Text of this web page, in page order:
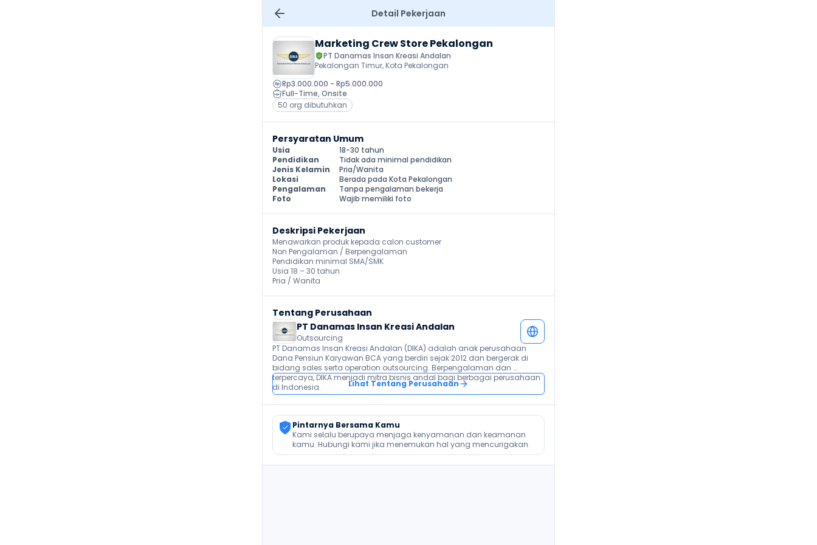
Detail Pekerjaan
Marketing Crew Store Pekalongan
PT Danamas Insan Kreasi Andalan
Pekalongan Timur, Kota Pekalongan
Rp3.000.000 - Rp5.000.000
Full-Time, Onsite
50 org dibutuhkan
Persyaratan Umum
Usia
18-30 tahun
Pendidikan
Tidak ada minimal pendidikan
Jenis Kelamin
Pria/Wanita
Lokasi
Berada pada Kota Pekalongan
Pengalaman
Tanpa pengalaman bekerja
Foto
Wajib memiliki foto
Deskripsi Pekerjaan
Menawarkan produk kepada calon customer
Non Pengalaman / Berpengalaman
Pendidikan minimal SMA/SMK
Usia 18 – 30 tahun
Pria / Wanita
Tentang Perusahaan
PT Danamas Insan Kreasi Andalan
Outsourcing
PT Danamas Insan Kreasi Andalan (DIKA) adalah anak perusahaan
Dana Pensiun Karyawan BCA yang berdiri sejak 2012 dan bergerak di
bidang sales serta operation outsourcing. Berpengalaman dan
terpercaya, DIKA menjadi mitra bisnis andal bagi berbagai perusahaan
di Indonesia.
Lihat Tentang Perusahaan
Pintarnya Bersama Kamu
Kami selalu berupaya menjaga kenyamanan dan keamanan
kamu. Hubungi kami jika menemukan hal yang mencurigakan.